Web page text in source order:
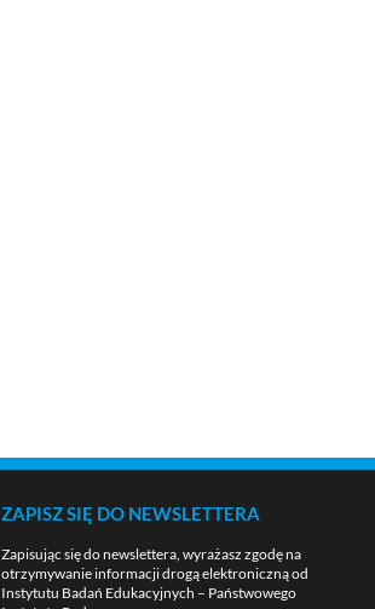
ZAPISZ SIĘ DO NEWSLETTERA
Zapisując się do newslettera, wyrażasz zgodę na
otrzymywanie informacji drogą elektroniczną od
Instytutu Badań Edukacyjnych – Państwowego